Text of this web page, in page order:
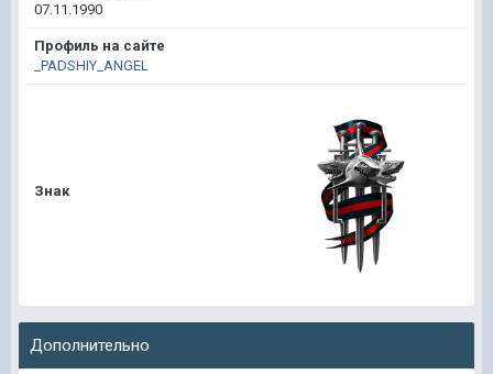
07.11.1990
Профиль на сайте
_PADSHIY_ANGEL
Знак
Дополнительно